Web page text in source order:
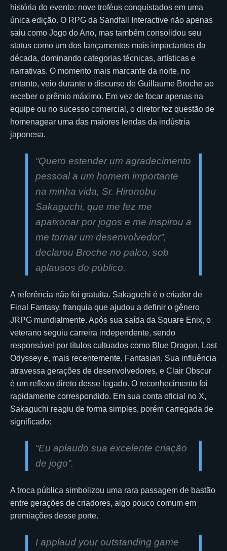
história do evento: nove troféus conquistados em uma
única edição. O RPG da Sandfall Interactive não apenas
saiu como Jogo do Ano, mas também consolidou seu
status como um dos lançamentos mais impactantes da
década, dominando categorias técnicas, artísticas e
narrativas. O momento mais marcante da noite, no
entanto, veio durante o discurso de Guillaume Broche ao
receber o prêmio máximo. Em vez de focar apenas na
equipe ou no sucesso comercial, o diretor fez questão de
homenagear uma das maiores lendas da indústria
japonesa.
“Quero estender um agradecimento
pessoal a um homem importante
na minha vida, Sr. Hironobu
Sakaguchi, que me fez me
apaixonar por jogos e me inspirou a
me tornar um desenvolvedor”,
declarou Broche no palco, sob
aplausos do público.
A referência não foi gratuita. Sakaguchi é o criador de
Final Fantasy, franquia que ajudou a definir o gênero
JRPG mundialmente. Após sua saída da Square Enix, o
veterano seguiu carreira independente, sendo
responsável por títulos cultuados como Blue Dragon, Lost
Odyssey e, mais recentemente, Fantasian. Sua influência
atravessa gerações de desenvolvedores, e Clair Obscur
é um reflexo direto desse legado. O reconhecimento foi
rapidamente correspondido. Em sua conta oficial no X,
Sakaguchi reagiu de forma simples, porém carregada de
significado:
“Eu aplaudo sua excelente criação
de jogo”.
A troca pública simbolizou uma rara passagem de bastão
entre gerações de criadores, algo pouco comum em
premiações desse porte.
I applaud your outstanding game